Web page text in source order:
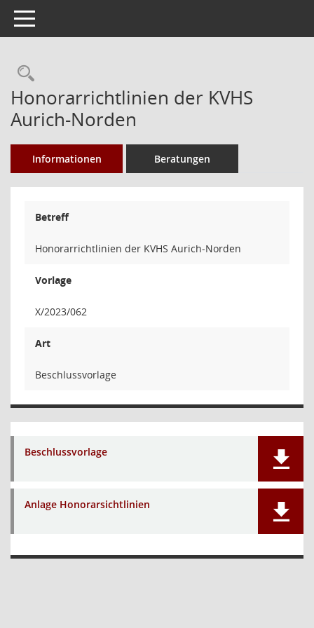
Toggle navigation
Rechercheauswahl
Honorarrichtlinien der KVHS
Aurich-Norden
Informationen Beratungen
Betreff
Honorarrichtlinien der KVHS Aurich-Norden
Vorlage
X/2023/062
Art
Beschlussvorlage
Beschlussvorlage
Anlage Honorarsichtlinien